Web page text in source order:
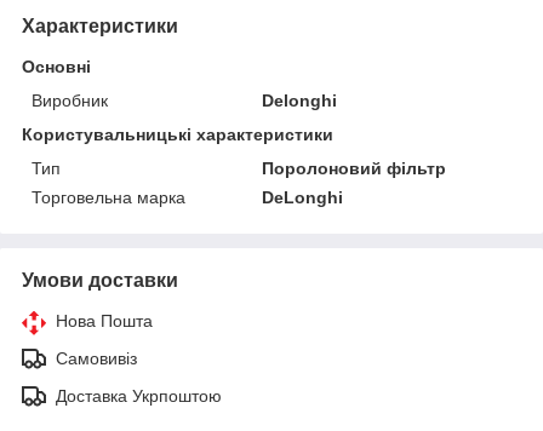
Характеристики
Основні
Виробник
Delonghi
Користувальницькі характеристики
Тип
Поролоновий фільтр
Торговельна марка
DeLonghi
Умови доставки
Нова Пошта
Самовивіз
Доставка Укрпоштою